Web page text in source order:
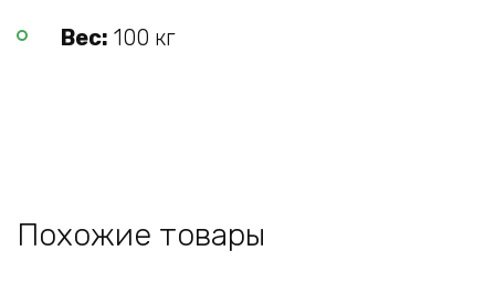
Вес: 100 кг
Похожие товары